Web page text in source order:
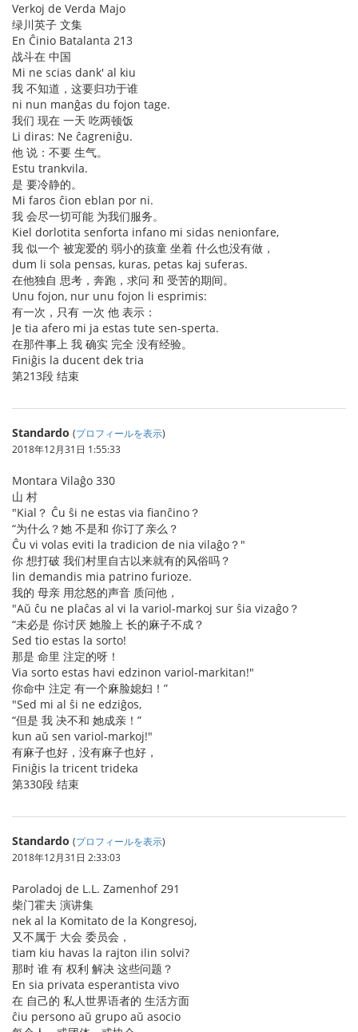
Verkoj de Verda Majo
绿川英子 文集
En Ĉinio Batalanta 213
战斗在 中国
Mi ne scias dank' al kiu
我 不知道，这要归功于谁
ni nun manĝas du fojon tage.
我们 现在 一天 吃两顿饭
Li diras: Ne ĉagreniĝu.
他 说：不要 生气。
Estu trankvila.
是 要冷静的。
Mi faros ĉion eblan por ni.
我 会尽一切可能 为我们服务。
Kiel dorlotita senforta infano mi sidas nenionfare,
我 似一个 被宠爱的 弱小的孩童 坐着 什么也没有做，
dum li sola pensas, kuras, petas kaj suferas.
在他独自 思考，奔跑，求问 和 受苦的期间。
Unu fojon, nur unu fojon li esprimis:
有一次，只有 一次 他 表示：
Je tia afero mi ja estas tute sen-sperta.
在那件事上 我 确实 完全 没有经验。
Finiĝis la ducent dek tria
第213段 结束
Standardo (プロフィールを表示)
2018年12月31日 1:55:33
Montara Vilaĝo 330
山 村
"Kial？ Ĉu ŝi ne estas via fianĉino？
“为什么？她 不是和 你订了亲么？
Ĉu vi volas eviti la tradicion de nia vilaĝo？"
你 想打破 我们村里自古以来就有的风俗吗？
lin demandis mia patrino furioze.
我的 母亲 用忿怒的声音 质问他，
"Aŭ ĉu ne plaĉas al vi la variol-markoj sur ŝia vizaĝo？
“未必是 你讨厌 她脸上 长的麻子不成？
Sed tio estas la sorto!
那是 命里 注定的呀！
Via sorto estas havi edzinon variol-markitan!"
你命中 注定 有一个麻脸媳妇！”
"Sed mi al ŝi ne edziĝos,
“但是 我 决不和 她成亲！”
kun aŭ sen variol-markoj!"
有麻子也好，没有麻子也好，
Finiĝis la tricent trideka
第330段 结束
Standardo (プロフィールを表示)
2018年12月31日 2:33:03
Paroladoj de L.L. Zamenhof 291
柴门霍夫 演讲集
nek al la Komitato de la Kongresoj,
又不属于 大会 委员会，
tiam kiu havas la rajton ilin solvi?
那时 谁 有 权利 解决 这些问题？
En sia privata esperantista vivo
在 自己的 私人世界语者的 生活方面
ĉiu persono aŭ grupo aŭ asocio